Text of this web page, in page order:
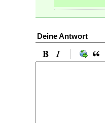
Deine Antwort